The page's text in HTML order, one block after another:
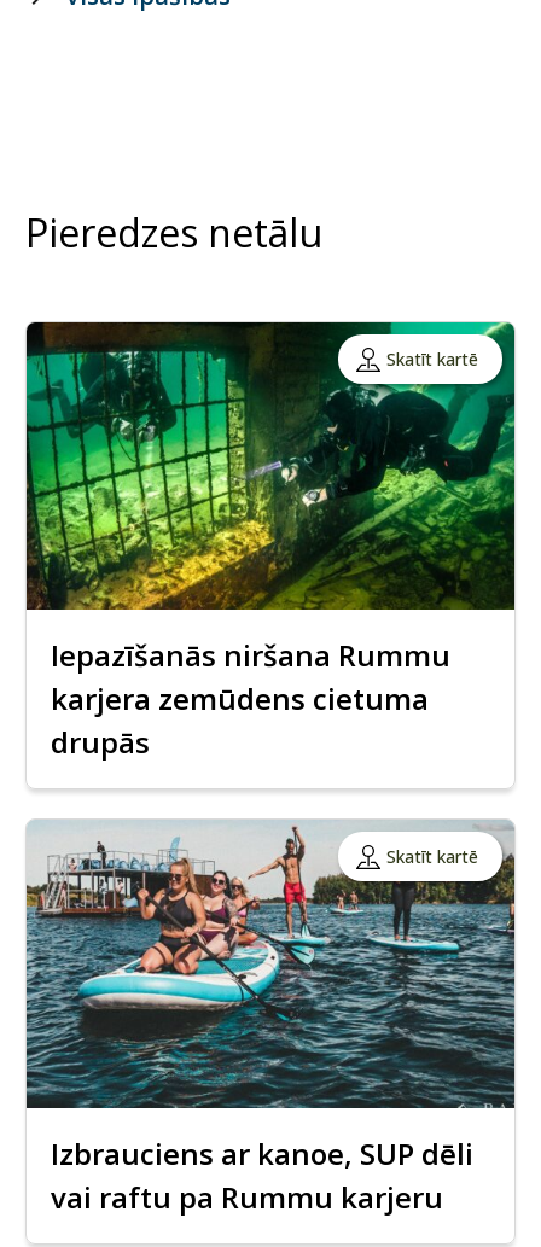
Pieredzes netālu
Skatīt kartē
Iepazīšanās niršana Rummu
karjera zemūdens cietuma
drupās
Skatīt kartē
Izbrauciens ar kanoe, SUP dēli
vai raftu pa Rummu karjeru